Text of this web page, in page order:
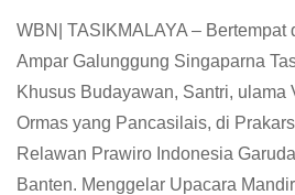
WBN| TASIKMALAYA – Bertempat
Ampar Galunggung Singaparna
Khusus Budayawan, Santri, ulama
Ormas yang Pancasilais, di
Relawan Prawiro Indonesia
Banten. Menggelar Upacara